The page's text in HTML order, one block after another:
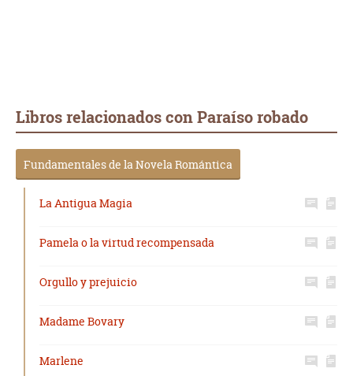
Libros relacionados con Paraíso robado
Fundamentales de la Novela Romántica
La Antigua Magia
Pamela o la virtud recompensada
Orgullo y prejuicio
Madame Bovary
Marlene